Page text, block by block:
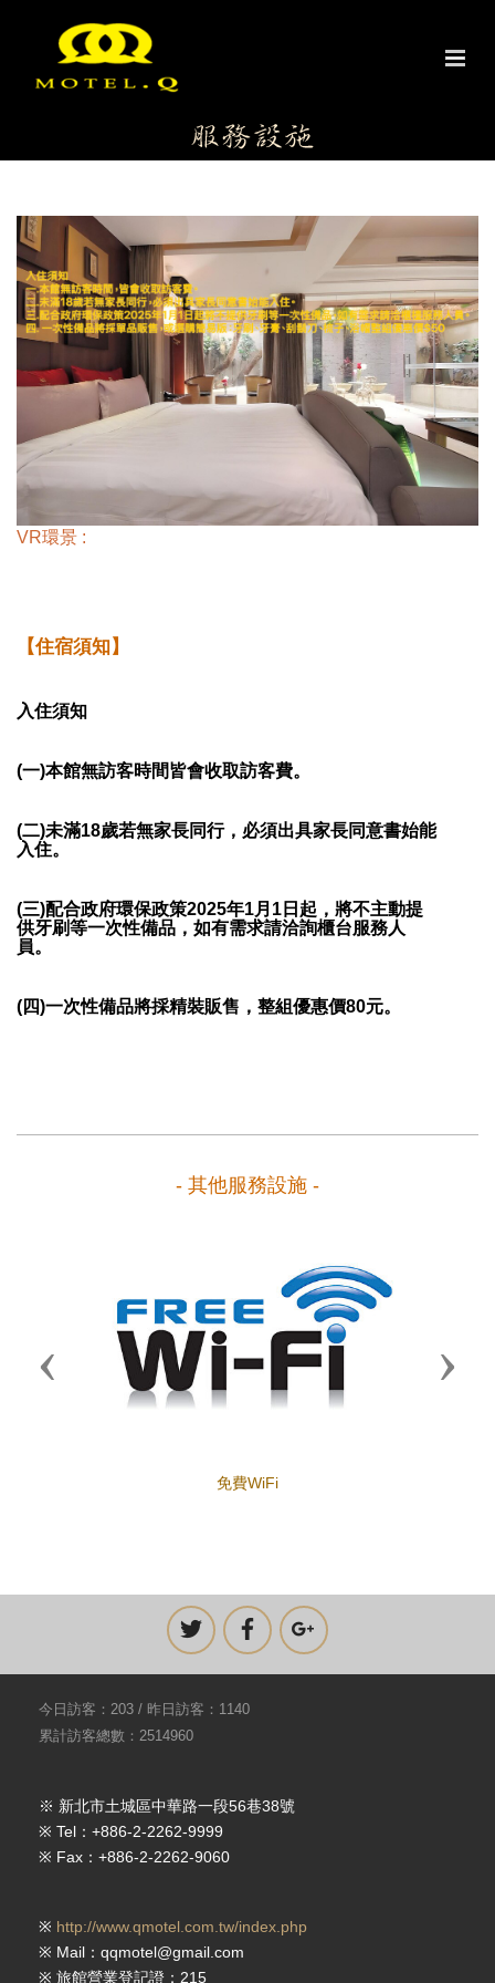
VR環景 :
【住宿須知】
入住須知
(一)本館無訪客時間皆會收取訪客費。
(二)未滿18歲若無家長同行，必須出具家長同意書始能
入住。
(三)配合政府環保政策2025年1月1日起，將不主動提
供牙刷等一次性備品，如有需求請洽詢櫃台服務人
員。
(四)一次性備品將採精裝販售，整組優惠價80元。
- 其他服務設施 -
免費WiFi
Previous Next
今日訪客：203 / 昨日訪客：1140
累計訪客總數：2514960
※ 新北市土城區中華路一段56巷38號
※ Tel：+886-2-2262-9999
※ Fax：+886-2-2262-9060
※ http://www.qmotel.com.tw/index.php
※ Mail：qqmotel@gmail.com
※ 旅館營業登記證：215